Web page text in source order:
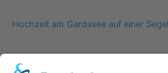
Hochzeit am Gardasee auf einer